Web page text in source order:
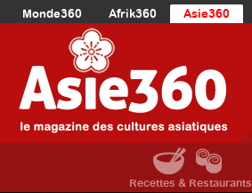
Monde360 Afrik360 Asie360
Europe360
Océanie360
Recettes & Restaurants